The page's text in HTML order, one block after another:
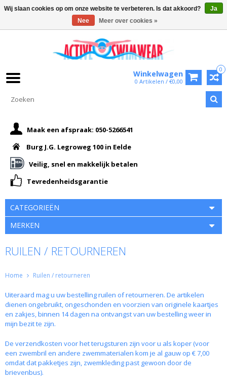
0
Winkelwagen
0 Artikelen / €0,00
Maak een afspraak: 050-5266541
Burg J.G. Legroweg 100 in Eelde
Veilig, snel en makkelijk betalen
Tevredenheidsgarantie
CATEGORIEËN
MERKEN
RUILEN / RETOURNEREN
Home Ruilen / retourneren
Uiteraard mag u uw bestelling ruilen of retourneren. De artikelen
dienen ongebruikt, ongeschonden en voorzien van originele kaartjes
en zakjes, binnen 14 dagen na ontvangst van uw bestelling weer in
mijn bezit te zijn.
De verzendkosten voor het terugsturen zijn voor u als koper (voor
een zwembril en andere zwemmaterialen kom je al gauw op € 7,00
omdat dat pakketjes zijn, zwemkleding past gewoon door de
brievenbus).
Wij slaan cookies op om onze website te verbeteren. Is dat akkoord?
Ja
Nee
Meer over cookies »